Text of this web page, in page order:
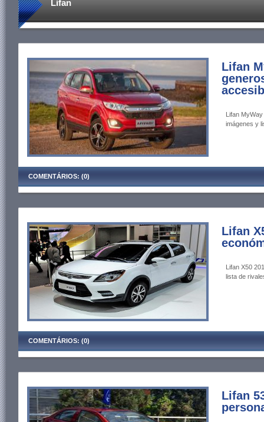
Lifan
Lifan
Lifan
imágenes y
COMENTÁRIOS: (0)
Lifan
Lifan X50
lista de
COMENTÁRIOS: (0)
Lifan